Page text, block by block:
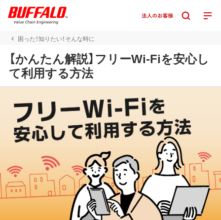
困った！知りたい！そんな時に
【かんたん解説】フリーWi-Fiを安心し
て利用する方法